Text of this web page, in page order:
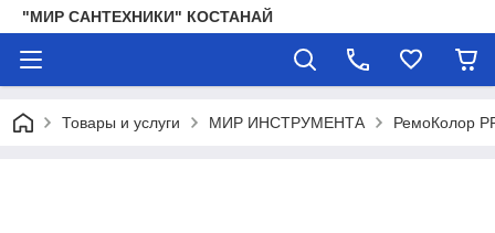
"МИР САНТЕХНИКИ" КОСТАНАЙ
Товары и услуги МИР ИНСТРУМЕНТА РемоКолор